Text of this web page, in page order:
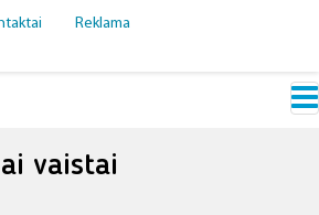
Reklama
vaistai